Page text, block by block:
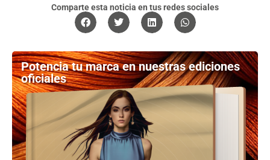
Comparte esta noticia en tus redes sociales
Potencia tu marca en nuestras ediciones
oficiales